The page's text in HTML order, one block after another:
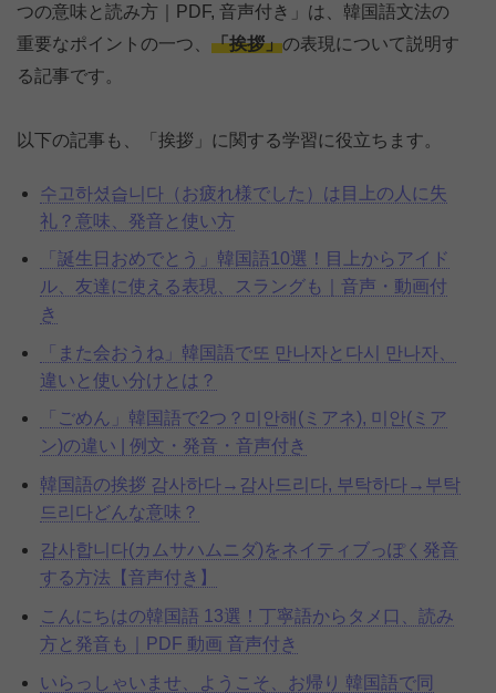
つの意味と読み方｜PDF, 音声付き」は、韓国語文法の
重要なポイントの一つ、 「挨拶」の表現について説明す
る記事です。
以下の記事も、「挨拶」に関する学習に役立ちます。
수고하셨습니다（お疲れ様でした）は目上の人に失
礼？意味、発音と使い方
「誕生日おめでとう」韓国語10選！目上からアイド
ル、友達に使える表現、スラングも｜音声・動画付
き
「また会おうね」韓国語で또 만나자と다시 만나자、
違いと使い分けとは？
「ごめん」韓国語で2つ？미안해(ミアネ), 미안(ミア
ン)の違い | 例文・発音・音声付き
韓国語の挨拶 감사하다→감사드리다, 부탁하다→부탁
드리다どんな意味？
감사합니다(カムサハムニダ)をネイティブっぽく発音
する方法【音声付き】
こんにちはの韓国語 13選！丁寧語からタメ口、読み
方と発音も｜PDF 動画 音声付き
いらっしゃいませ、ようこそ、お帰り 韓国語で同